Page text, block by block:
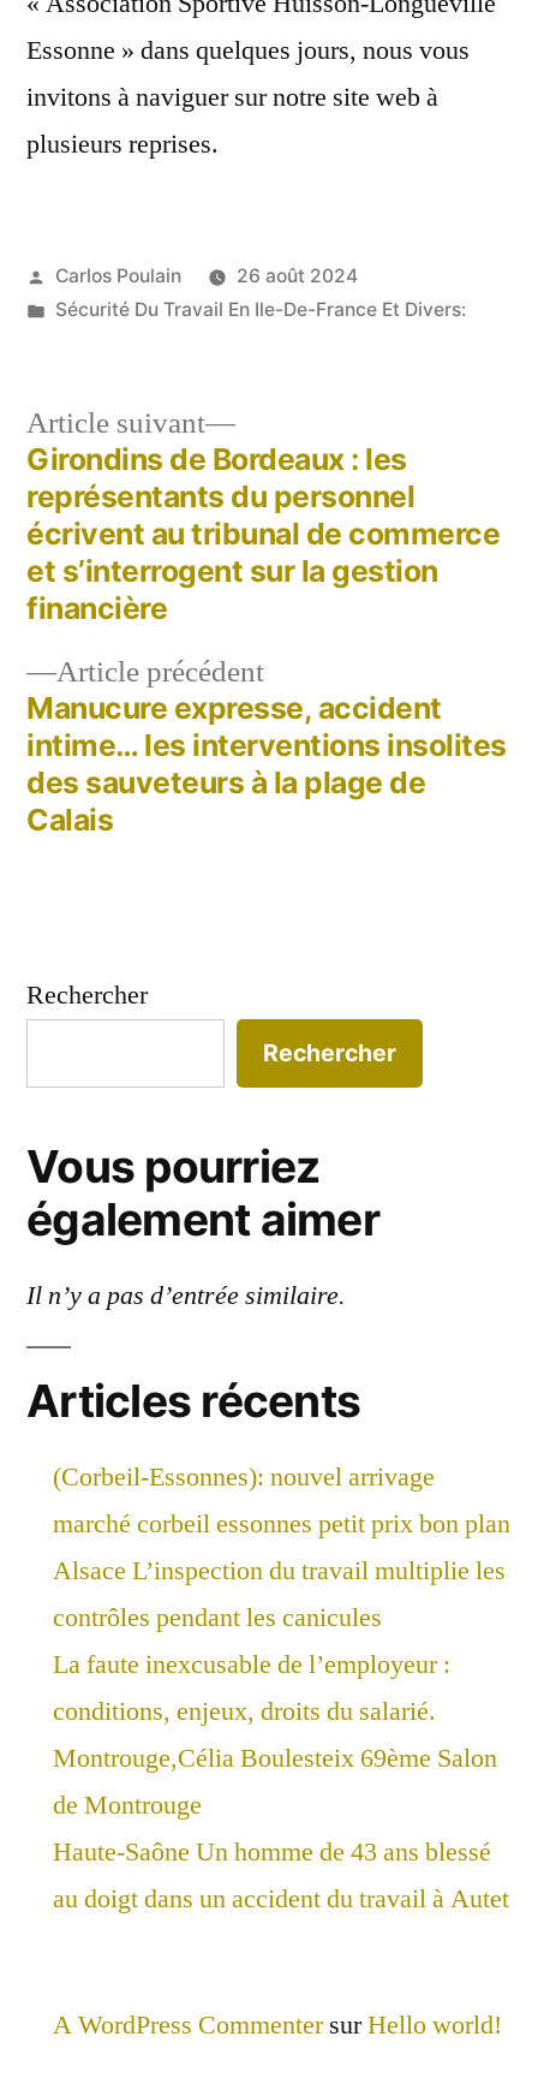
Essonne » dans quelques jours, nous vous
invitons à naviguer sur notre site web à
plusieurs reprises.
Publié
par
Carlos Poulain
26 août 2024
Publié
Sécurité Du Travail En Ile-De-France Et Divers:
Navigation
de
l’article
Article précédentArticle
précédent :
Manucure expresse, accident
intime… les interventions insolites
des sauveteurs à la plage de
Calais
Article suivant
Article
suivant :
Girondins de Bordeaux : les
représentants du personnel
écrivent au tribunal de commerce
et s’interrogent sur la gestion
financière
Rechercher
Rechercher
Vous pourriez
également aimer
Il n’y a pas d’entrée similaire.
Articles récents
(Corbeil-Essonnes): nouvel arrivage
marché corbeil essonnes petit prix bon plan
Alsace L’inspection du travail multiplie les
contrôles pendant les canicules
La faute inexcusable de l’employeur :
conditions, enjeux, droits du salarié.
Montrouge,Célia Boulesteix 69ème Salon
de Montrouge
Haute-Saône Un homme de 43 ans blessé
au doigt dans un accident du travail à Autet
A WordPress CommentersurHello world!